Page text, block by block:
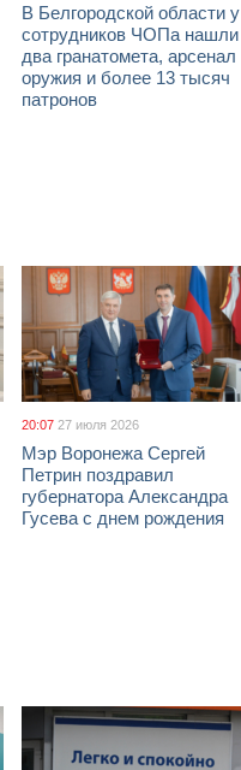
В Белгородской области у
сотрудников ЧОПа нашли
два гранатомета, арсенал
оружия и более 13 тысяч
патронов
20:07 27 июля 2026
Мэр Воронежа Сергей
Петрин поздравил
губернатора Александра
Гусева с днем рождения